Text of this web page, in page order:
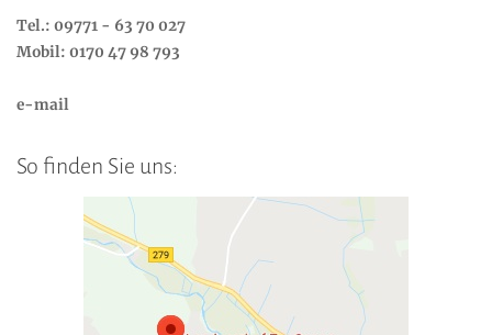
Tel.: 09771 - 63 70 027
Mobil: 0170 47 98 793
e-mail
So finden Sie uns: